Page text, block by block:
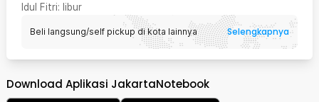
Idul Fitri: libur
Beli langsung/self pickup di kota lainnya Selengkapnya
Download Aplikasi JakartaNotebook